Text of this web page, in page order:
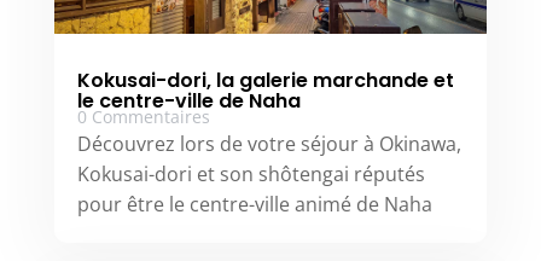
Kokusai-dori, la galerie marchande et
le centre-ville de Naha
0 Commentaires
Découvrez lors de votre séjour à Okinawa,
Kokusai-dori et son shôtengai réputés
pour être le centre-ville animé de Naha